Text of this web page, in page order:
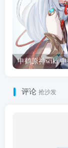
申鹤原神wiki
评论 抢沙发